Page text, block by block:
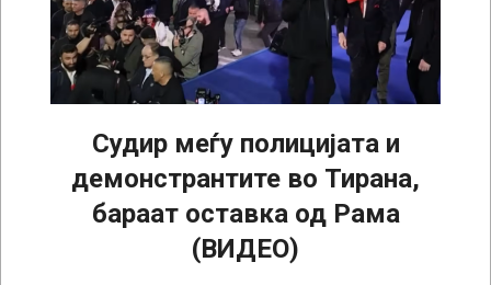
Судир меѓу полицијата и
демонстрантите во Тирана,
бараат оставка од Рама
(ВИДЕО)